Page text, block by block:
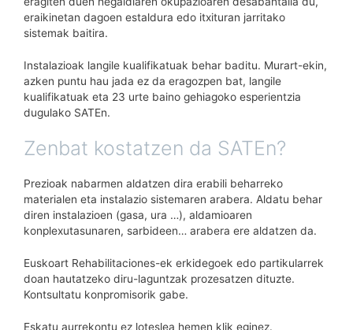
eraikinetan dagoen estaldura edo itxituran jarritako
sistemak baitira.
Instalazioak langile kualifikatuak behar baditu. Murart-ekin,
azken puntu hau jada ez da eragozpen bat, langile
kualifikatuak eta 23 urte baino gehiagoko esperientzia
dugulako SATEn.
Zenbat kostatzen da SATEn?
Prezioak nabarmen aldatzen dira erabili beharreko
materialen eta instalazio sistemaren arabera. Aldatu behar
diren instalazioen (gasa, ura …), aldamioaren
konplexutasunaren, sarbideen… arabera ere aldatzen da.
Euskoart Rehabilitaciones-ek erkidegoek edo partikularrek
doan hautatzeko diru-laguntzak prozesatzen dituzte.
Kontsultatu konpromisorik gabe.
Eskatu aurrekontu ez loteslea hemen klik eginez.